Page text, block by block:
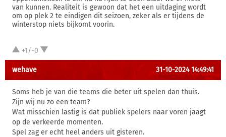
van kunnen. Realiteit is gewoon dat het een uitdaging wordt
om op plek 2 te eindigen dit seizoen, zeker als er tijdens de
winterstop niets bijkomt voorin.
+1/-0
wehave 31-10-2024 14:49:41
Soms heb je van die teams die beter uit spelen dan thuis.
Zijn wij nu zo een team?
Wat misschien lastig is dat publiek spelers naar voren jaagt
op de verkeerde momenten.
Spel zag er echt heel anders uit gisteren.